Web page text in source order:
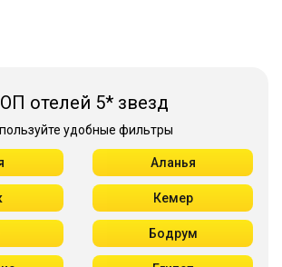
отелей 5* звезд
удобные фильтры
Аланья
Кемер
Бодрум